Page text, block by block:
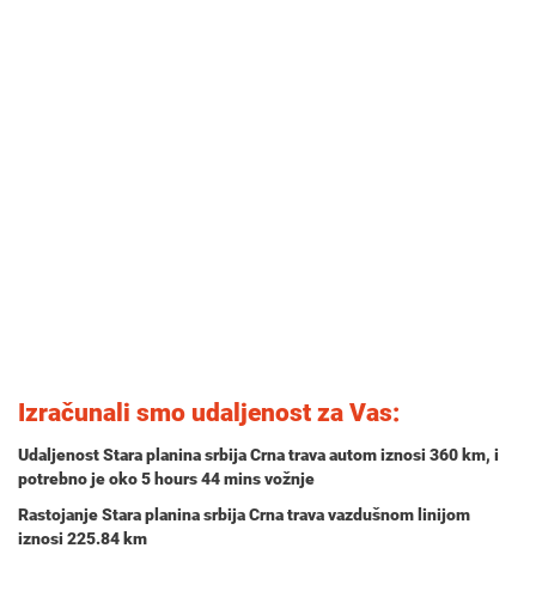
Izračunali smo udaljenost za Vas:
Udaljenost Stara planina srbija Crna trava autom iznosi 360 km, i
potrebno je oko5 hours 44 minsvožnje
Rastojanje Stara planina srbija Crna trava vazdušnom linijom
iznosi 225.84 km